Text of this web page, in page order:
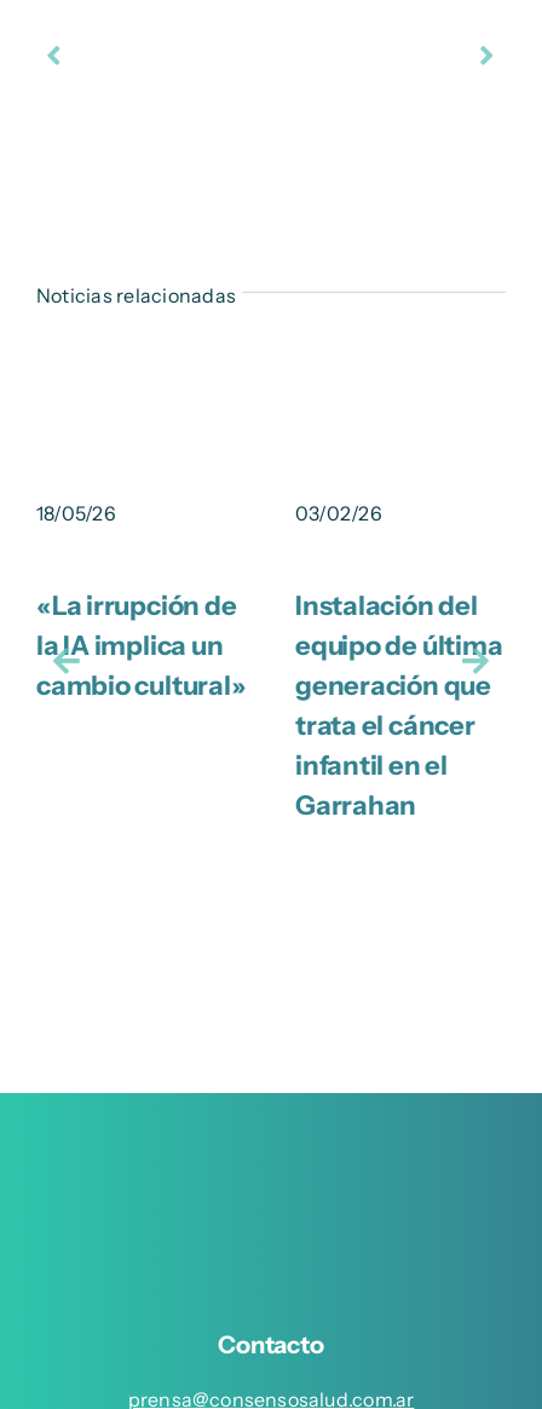
Noticias relacionadas
18/05/26
«La irrupción de
la IA implica un
cambio cultural»
03/02/26
Instalación del
equipo de última
generación que
trata el cáncer
infantil en el
Garrahan
Contacto
prensa@consensosalud.com.ar